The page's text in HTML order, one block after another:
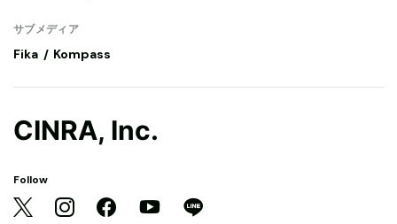
サブメディア
Fika Kompass
CINRA, Inc.
Follow